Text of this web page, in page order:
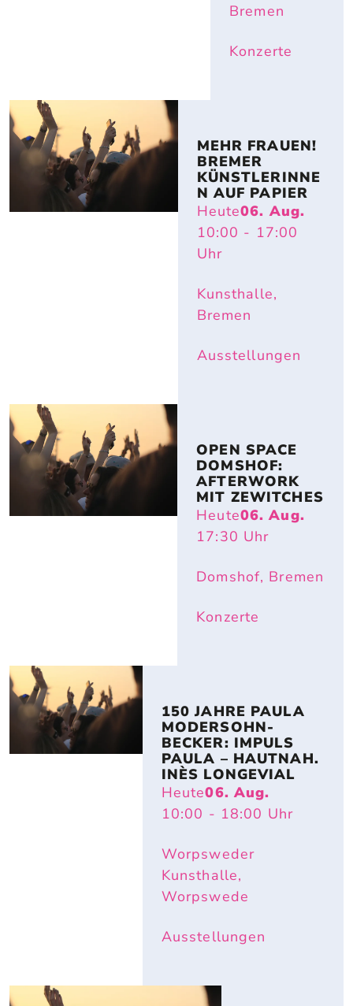
Bremen
Konzerte
MEHR FRAUEN!
BREMER
KÜNSTLERINNE
N AUF PAPIER
Heute06. Aug.
10:00 - 17:00
Uhr
Kunsthalle,
Bremen
Ausstellungen
OPEN SPACE
DOMSHOF:
AFTERWORK
MIT ZEWITCHES
Heute06. Aug.
17:30 Uhr
Domshof, Bremen
Konzerte
150 JAHRE PAULA
MODERSOHN-
BECKER: IMPULS
PAULA – HAUTNAH.
INÈS LONGEVIAL
Heute06. Aug.
10:00 - 18:00 Uhr
Worpsweder
Kunsthalle,
Worpswede
Ausstellungen